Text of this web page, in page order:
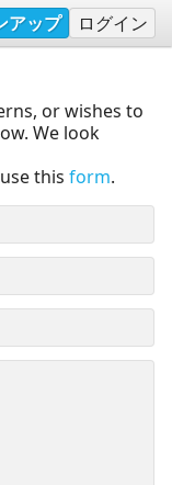
アップ ログイン
or wishes to
We look
this form.